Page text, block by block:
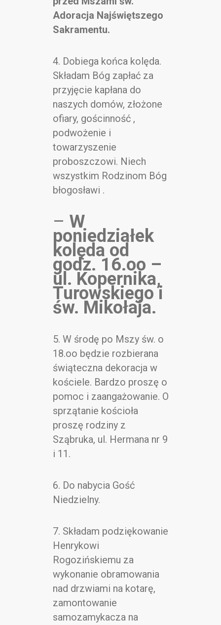
Adoracja Najświętszego
Sakramentu.
4. Dobiega końca kolęda.
Składam Bóg zapłać za
przyjęcie kapłana do
naszych domów, złożone
ofiary, gościnność ,
podwożenie i
towarzyszenie
proboszczowi. Niech
wszystkim Rodzinom Bóg
błogosławi .
– W
poniedziałek
kolęda od
godz. 16.oo –
ul. Kopernika,
Turowskiego i
św. Mikołaja.
5. W środę po Mszy św. o
18.oo będzie rozbierana
świąteczna dekoracja w
kościele. Bardzo proszę o
pomoc i zaangażowanie. O
sprzątanie kościoła
proszę rodziny z
Sząbruka, ul. Hermana nr 9
i 11.
6. Do nabycia Gość
Niedzielny.
7. Składam podziękowanie
Henrykowi
Rogozińskiemu za
wykonanie obramowania
nad drzwiami na kotarę,
zamontowanie
samozamykacza na